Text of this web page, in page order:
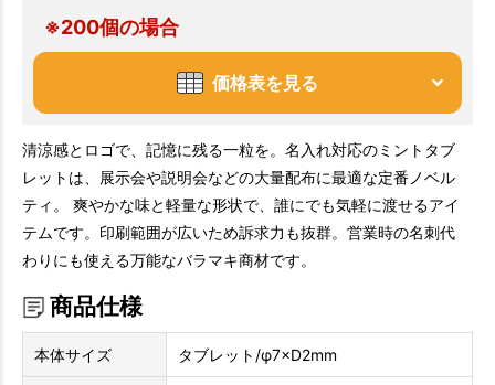
※200個の場合
価格表を見る
清涼感とロゴで、記憶に残る一粒を。名入れ対応のミントタブ
レットは、展示会や説明会などの大量配布に最適な定番ノベル
ティ。 爽やかな味と軽量な形状で、誰にでも気軽に渡せるアイ
テムです。印刷範囲が広いため訴求力も抜群。営業時の名刺代
わりにも使える万能なバラマキ商材です。
商品仕様
本体サイズ タブレット/φ7×D2mm